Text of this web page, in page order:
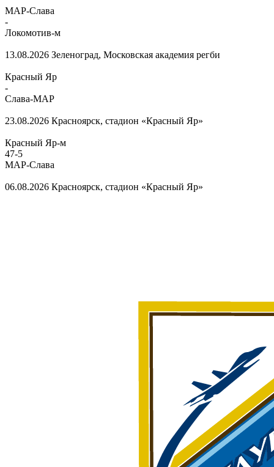
МАР-Слава
-
Локомотив-м
13.08.2026 Зеленоград, Московская академия регби
Красный Яр
-
Слава-МАР
23.08.2026 Красноярск, стадион «Красный Яр»
Красный Яр-м
47-5
МАР-Слава
06.08.2026 Красноярск, стадион «Красный Яр»